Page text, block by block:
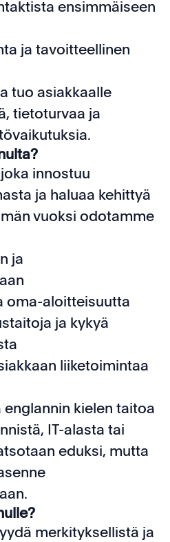
ensimmäiseen
ja tavoitteellinen
tuo asiakkaalle
tietoturvaa ja
innostuu
ja haluaa kehittyä
vuoksi odotamme
ja
oma-aloitteisuutta
ja kykyä
liiketoimintaa
kielen taitoa
IT-alasta tai
eduksi, mutta
merkityksellistä ja